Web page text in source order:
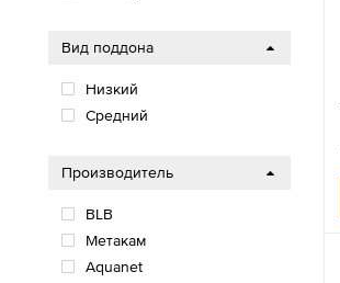
Вид поддона
Низкий
Средний
Производитель
BLB
Метакам
Aquanet